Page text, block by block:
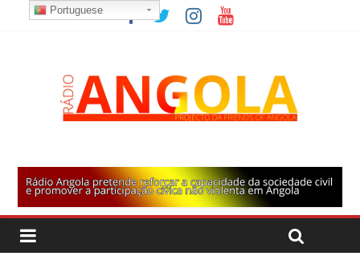
Portuguese